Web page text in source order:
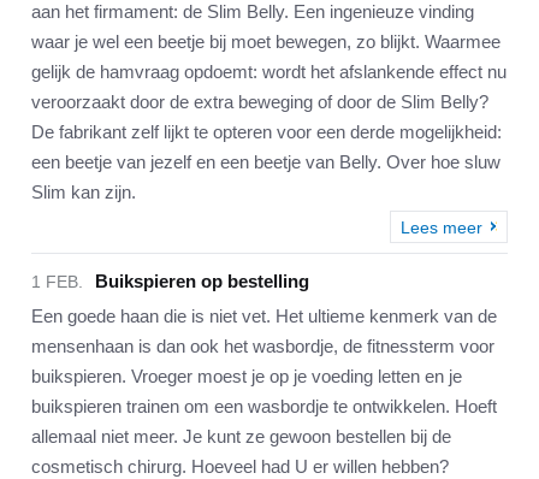
aan het firmament: de Slim Belly. Een ingenieuze vinding
waar je wel een beetje bij moet bewegen, zo blijkt. Waarmee
gelijk de hamvraag opdoemt: wordt het afslankende effect nu
veroorzaakt door de extra beweging of door de Slim Belly?
De fabrikant zelf lijkt te opteren voor een derde mogelijkheid:
een beetje van jezelf en een beetje van Belly. Over hoe sluw
Slim kan zijn.
Lees meer
1 FEB.
Buikspieren op bestelling
Een goede haan die is niet vet. Het ultieme kenmerk van de
mensenhaan is dan ook het wasbordje, de fitnessterm voor
buikspieren. Vroeger moest je op je voeding letten en je
buikspieren trainen om een wasbordje te ontwikkelen. Hoeft
allemaal niet meer. Je kunt ze gewoon bestellen bij de
cosmetisch chirurg. Hoeveel had U er willen hebben?